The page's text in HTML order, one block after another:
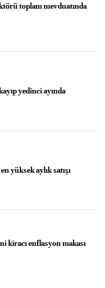
toplam mevduatında
yedinci ayında
yüksek aylık satışı
kiracı enflasyon makası